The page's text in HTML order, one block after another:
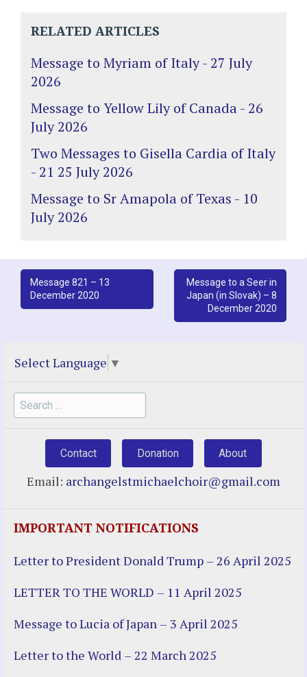
RELATED ARTICLES
Message to Myriam of Italy - 27 July
2026
Message to Yellow Lily of Canada - 26
July 2026
Two Messages to Gisella Cardia of Italy
- 21 25 July 2026
Message to Sr Amapola of Texas - 10
July 2026
Post
navigation
Message 821 – 13
December 2020
Message to a Seer in
Japan (in Slovak) – 8
December 2020
Select Language ▼
Search
for:
Contact Donation About
Email: archangelstmichaelchoir@gmail.com
IMPORTANT NOTIFICATIONS
Letter to President Donald Trump – 26 April 2025
LETTER TO THE WORLD – 11 April 2025
Message to Lucia of Japan – 3 April 2025
Letter to the World – 22 March 2025